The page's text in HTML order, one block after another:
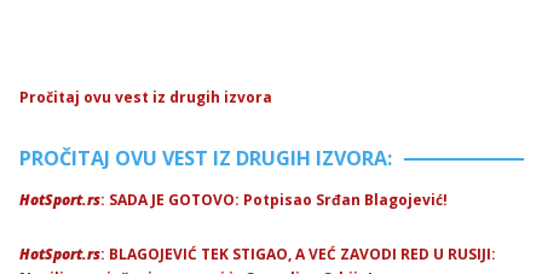
Pročitaj ovu vest iz drugih izvora
PROČITAJ OVU VEST IZ DRUGIH IZVORA:
HotSport.rs: SADA JE GOTOVO: Potpisao Srđan Blagojević!
HotSport.rs: BLAGOJEVIĆ TEK STIGAO, A VEĆ ZAVODI RED U RUSIJI: